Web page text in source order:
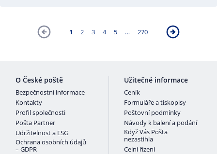
1 2 3 4 5 … 270
O České poště
Bezpečnostní informace
Kontakty
Profil společnosti
Pošta Partner
Udržitelnost a ESG
Ochrana osobních údajů
– GDPR
Užitečné informace
Ceník
Formuláře a tiskopisy
Poštovní podmínky
Návody k balení a podání
Když Vás Pošta
nezastihla
Celní řízení